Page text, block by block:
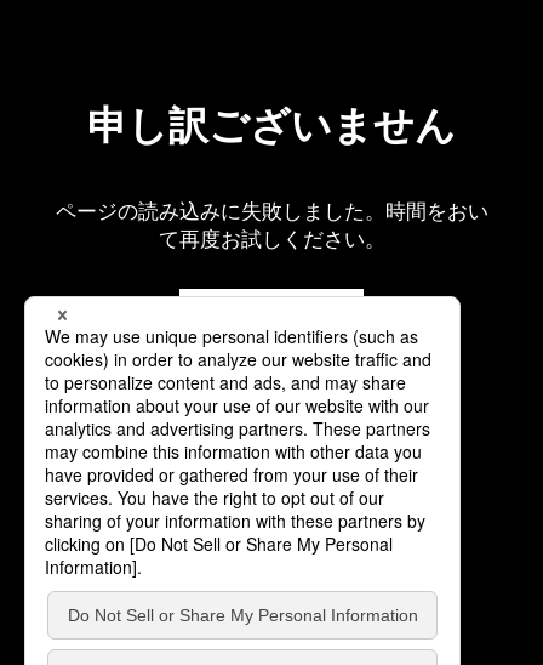
申し訳ございません
ページの読み込みに失敗しました。時間をおい
て再度お試しください。